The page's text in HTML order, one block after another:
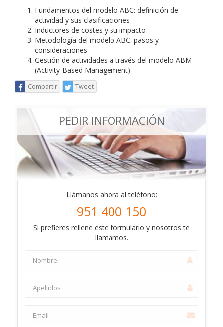
Fundamentos del modelo ABC: definición de
actividad y sus clasificaciones
Inductores de costes y su impacto
Metodología del modelo ABC: pasos y
consideraciones
Gestión de actividades a través del modelo ABM
(Activity-Based Management)
Compartir Tweet
PEDIR INFORMACIÓN
Llámanos ahora al teléfono:
951 400 150
Si prefieres rellene este formulario y nosotros te
llamamos.